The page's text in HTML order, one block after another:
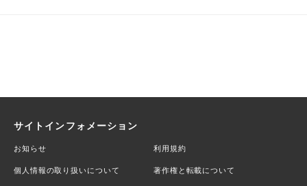
サイトインフォメーション
お知らせ 利用規約
個人情報の取り扱いについて 著作権と転載について